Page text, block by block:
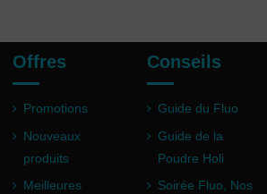
Offres
Promotions
Nouveaux
produits
Meilleures
Conseils
Guide du Fluo
Guide de la
Poudre Holi
Soirée Fluo, Nos